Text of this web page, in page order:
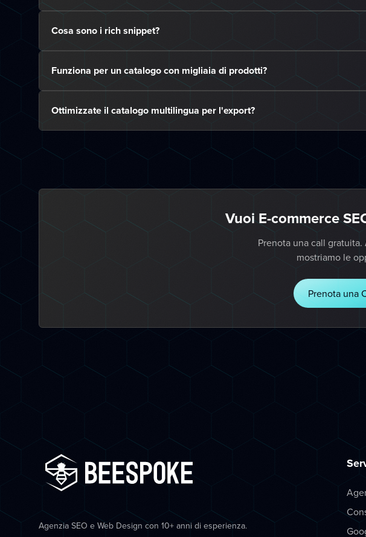
Cosa sono i rich snippet?
Funziona per un catalogo con migliaia di prodotti?
Ottimizzate il catalogo multilingua per l'export?
Vuoi E-commerce
Prenota una call
mostriamo le
Prenota una
Agenzia SEO e Web Design con 10+ anni di esperienza.